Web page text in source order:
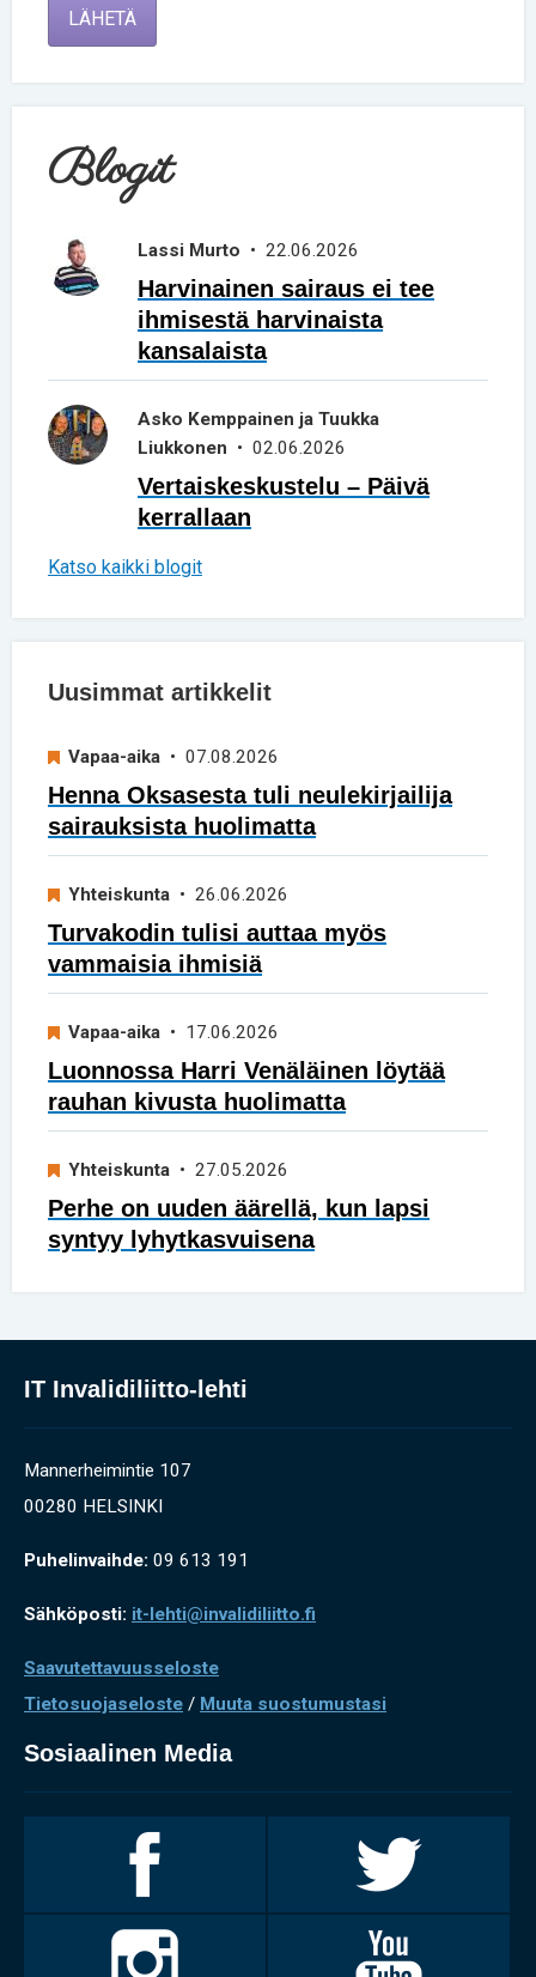
LÄHETÄ
Blogit
Lassi Murto • 22.06.2026
Harvinainen sairaus ei tee
ihmisestä harvinaista
kansalaista
Asko Kemppainen ja Tuukka
Liukkonen • 02.06.2026
Vertaiskeskustelu – Päivä
kerrallaan
Katso kaikki blogit
Uusimmat artikkelit
Vapaa-aika • 07.08.2026
Henna Oksasesta tuli neulekirjailija
sairauksista huolimatta
Yhteiskunta • 26.06.2026
Turvakodin tulisi auttaa myös
vammaisia ihmisiä
Vapaa-aika • 17.06.2026
Luonnossa Harri Venäläinen löytää
rauhan kivusta huolimatta
Yhteiskunta • 27.05.2026
Perhe on uuden äärellä, kun lapsi
syntyy lyhytkasvuisena
IT Invalidiliitto-lehti
Mannerheimintie 107
00280 HELSINKI
Puhelinvaihde: 09 613 191
Sähköposti: it-lehti@invalidiliitto.fi
Saavutettavuusseloste
Tietosuojaseloste / Muuta suostumustasi
Sosiaalinen Media
Facebookissa
Twitterissä
Invalidiliitto
Instagramissa
Youtubessa